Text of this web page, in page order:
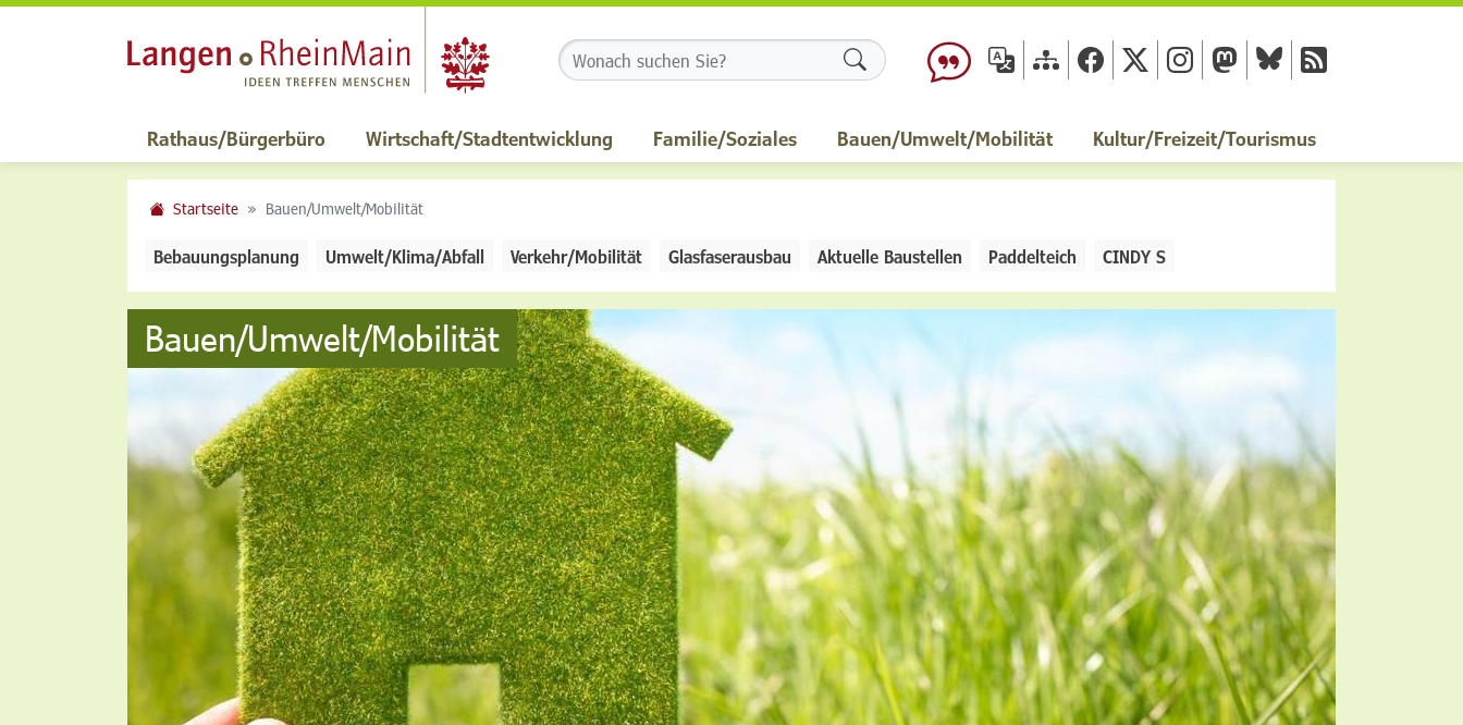
Formularschaltfläche
Rathaus/Bürgerbüro Wirtschaft/Stadtentwicklung Familie/Soziales Bauen/Umwelt/Mobilität Kultur/Freizeit/Tourismus
Startseite Bauen/Umwelt/Mobilität
Bebauungsplanung Umwelt/Klima/Abfall Verkehr/Mobilität Glasfaserausbau Aktuelle Baustellen Paddelteich CINDY S
Bauen/Umwelt/Mobilität